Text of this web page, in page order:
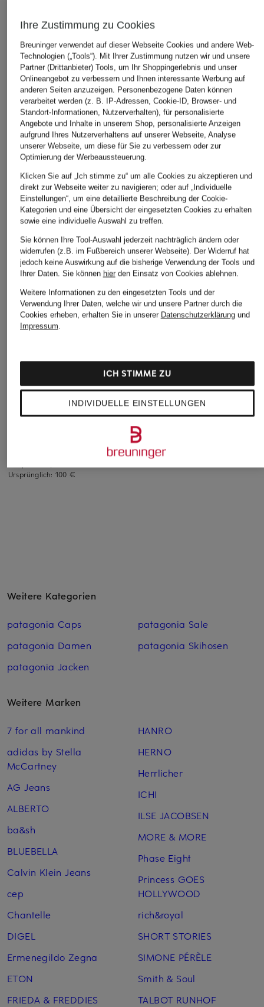
Fleeceweste TAMARO
Ursprünglich: 100 €
patagonia
Strick-Fleeceweste
BETTER SWEATER™
130 €
Fleeceweste
Weitere Kategorien
patagonia Caps
patagonia Damen
patagonia Jacken
patagonia Sale
patagonia Skihosen
Weitere Marken
7 for all mankind
adidas by Stella
McCartney
AG Jeans
ALBERTO
ba&sh
BLUEBELLA
Calvin Klein Jeans
cep
Chantelle
DIGEL
Ermenegildo Zegna
ETON
FRIEDA & FREDDIES
HANRO
HERNO
Herrlicher
ICHI
ILSE JACOBSEN
MORE & MORE
Phase Eight
Princess GOES
HOLLYWOOD
rich&royal
SHORT STORIES
SIMONE PÉRÈLE
Smith & Soul
TALBOT RUNHOF
Ihre Zustimmung zu Cookies
Breuninger verwendet auf dieser Webseite Cookies und andere Web-
Technologien („Tools“). Mit Ihrer Zustimmung nutzen wir und unsere
Partner (Drittanbieter) Tools, um Ihr Shoppingerlebnis und unser
Onlineangebot zu verbessern und Ihnen interessante Werbung auf
anderen Seiten anzuzeigen. Personenbezogene Daten können
verarbeitet werden (z. B. IP-Adressen, Cookie-ID, Browser- und
Standort-Informationen, Nutzerverhalten), für personalisierte
Angebote und Inhalte in unserem Shop, personalisierte Anzeigen
aufgrund Ihres Nutzerverhaltens auf unserer Webseite, Analyse
unserer Webseite, um diese für Sie zu verbessern oder zur
Optimierung der Werbeaussteuerung.
Klicken Sie auf „Ich stimme zu“ um alle Cookies zu akzeptieren und
direkt zur Webseite weiter zu navigieren; oder auf „Individuelle
Einstellungen“, um eine detaillierte Beschreibung der Cookie-
Kategorien und eine Übersicht der eingesetzten Cookies zu erhalten
sowie eine individuelle Auswahl zu treffen.
Sie können Ihre Tool-Auswahl jederzeit nachträglich ändern oder
widerrufen (z.B. im Fußbereich unserer Webseite). Der Widerruf hat
jedoch keine Auswirkung auf die bisherige Verwendung der Tools und
Ihrer Daten. Sie können hierden Einsatz von Cookies ablehnen.
Weitere Informationen zu den eingesetzten Tools und der
Verwendung Ihrer Daten, welche wir und unsere Partner durch die
Cookies erheben, erhalten Sie in unserer Datenschutzerklärungund
Impressum.
INDIVIDUELLE EINSTELLUNGEN
ICH STIMME ZU